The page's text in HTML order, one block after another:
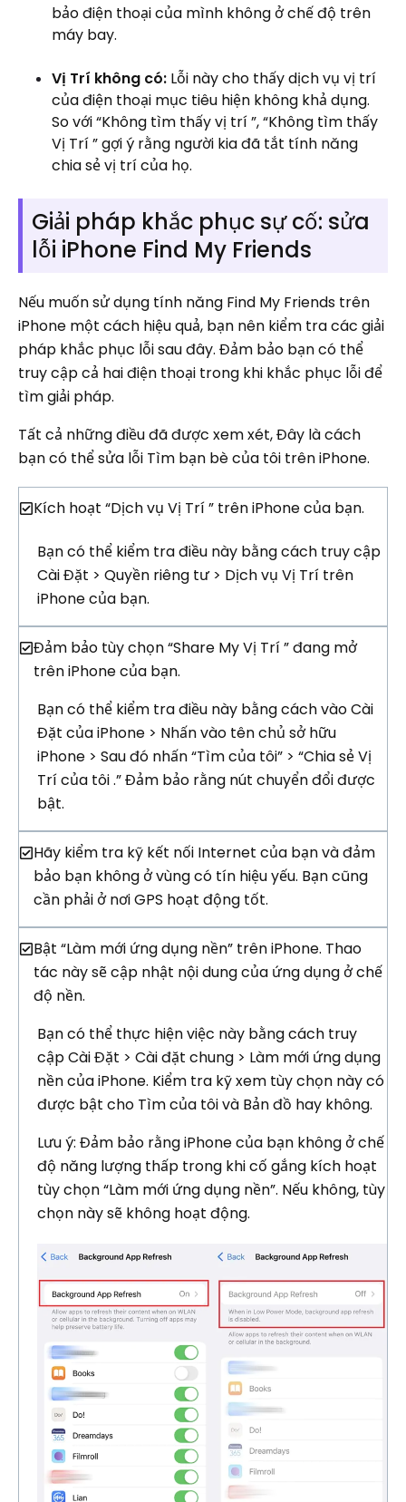
bảo điện thoại của mình không ở chế độ trên
máy bay.
Vị Trí không có: Lỗi này cho thấy dịch vụ vị trí
của điện thoại mục tiêu hiện không khả dụng.
So với “Không tìm thấy vị trí ”, “Không tìm thấy
Vị Trí ” gợi ý rằng người kia đã tắt tính năng
chia sẻ vị trí của họ.
Giải pháp khắc phục sự cố: sửa
lỗi iPhone Find My Friends
Nếu muốn sử dụng tính năng Find My Friends trên
iPhone một cách hiệu quả, bạn nên kiểm tra các giải
pháp khắc phục lỗi sau đây. Đảm bảo bạn có thể
truy cập cả hai điện thoại trong khi khắc phục lỗi để
tìm giải pháp.
Tất cả những điều đã được xem xét, Đây là cách
bạn có thể sửa lỗi Tìm bạn bè của tôi trên iPhone.
Kích hoạt “Dịch vụ Vị Trí ” trên iPhone của bạn.
Bạn có thể kiểm tra điều này bằng cách truy cập
Cài Đặt > Quyền riêng tư > Dịch vụ Vị Trí trên
iPhone của bạn.
Đảm bảo tùy chọn “Share My Vị Trí ” đang mở
trên iPhone của bạn.
Bạn có thể kiểm tra điều này bằng cách vào Cài
Đặt của iPhone > Nhấn vào tên chủ sở hữu
iPhone > Sau đó nhấn “Tìm của tôi” > “Chia sẻ Vị
Trí của tôi .” Đảm bảo rằng nút chuyển đổi được
bật.
Hãy kiểm tra kỹ kết nối Internet của bạn và đảm
bảo bạn không ở vùng có tín hiệu yếu. Bạn cũng
cần phải ở nơi GPS hoạt động tốt.
Bật “Làm mới ứng dụng nền” trên iPhone. Thao
tác này sẽ cập nhật nội dung của ứng dụng ở chế
độ nền.
Bạn có thể thực hiện việc này bằng cách truy
cập Cài Đặt > Cài đặt chung > Làm mới ứng dụng
nền của iPhone. Kiểm tra kỹ xem tùy chọn này có
được bật cho Tìm của tôi và Bản đồ hay không.
Lưu ý: Đảm bảo rằng iPhone của bạn không ở chế
độ năng lượng thấp trong khi cố gắng kích hoạt
tùy chọn “Làm mới ứng dụng nền”. Nếu không, tùy
chọn này sẽ không hoạt động.